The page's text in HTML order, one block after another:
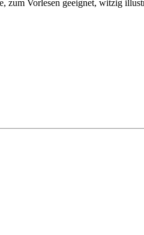
Vorlesen geeignet, witzig